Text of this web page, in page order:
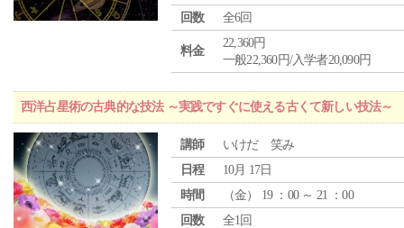
回数
全6回
料金
22,360円
一般22,360円/入学者20,090円
西洋占星術の古典的な技法 ～実践ですぐに使える古くて新しい技法～
講師
いけだ 笑み
日程
10月 17日
時間
（金） 19 ：00 ～ 21 ：00
回数
全1回